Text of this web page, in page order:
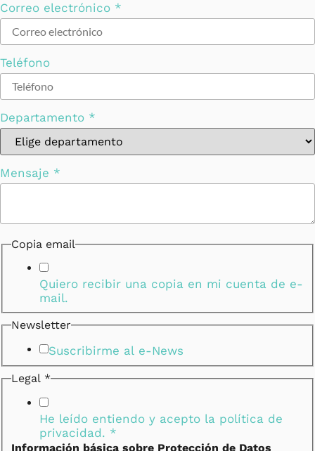
Correo electrónico *
Teléfono
Departamento *
Mensaje *
Copia email
Quiero recibir una copia en mi cuenta de e-
mail.
Newsletter
Suscribirme al e-News
Legal *
He leído entiendo y acepto la política de
privacidad. *
Información básica sobre Protección de Datos